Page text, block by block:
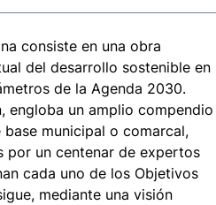
consiste en una obra
del desarrollo sostenible en
de la Agenda 2030.
engloba un amplio compendio
municipal o comarcal,
un centenar de expertos
cada uno de los Objetivos
mediante una visión